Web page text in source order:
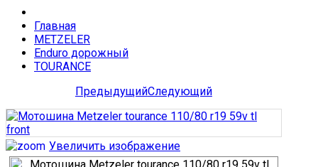
Главная
METZELER
Enduro дорожный
TOURANCE
ПредыдущийСледующий
Увеличить изображение